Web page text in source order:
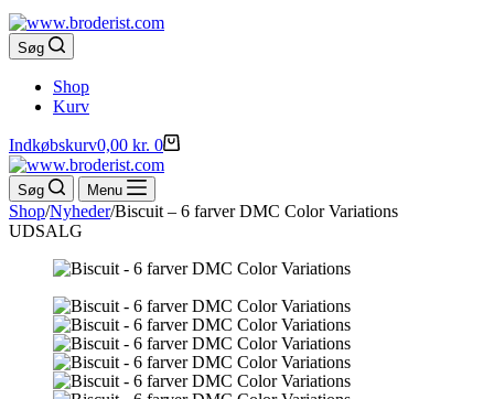
Søg
Shop
Kurv
Indkøbskurv0,00 kr. 0
Søg Menu
Shop/Nyheder/Biscuit – 6 farver DMC Color Variations
UDSALG